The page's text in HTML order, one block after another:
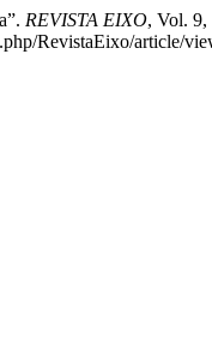
REVISTA EIXO, Vol. 9,
RevistaEixo/article/